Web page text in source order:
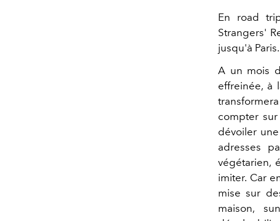
En road
Strangers'
jusqu'à Paris.
A un mois
effreinée, à
compter
dévoiler
adresses
végétarien,
imiter. Car
mise sur
maison,